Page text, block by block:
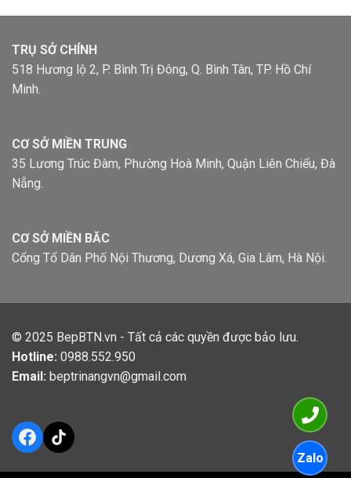
TRỤ SỞ CHÍNH
518 Hương lộ 2, P. Bình Trị Đông, Q. Bình Tân, TP. Hồ Chí
Minh.
CƠ SỞ MIỀN TRUNG
35 Lương Trúc Đàm, Phường Hoà Minh, Quận Liên Chiểu, Đà
Nẵng.
CƠ SỞ MIỀN BĂC
Cổng Tổ Dân Phố Nội Thương, Dương Xá, Gia Lâm, Hà Nội.
© 2025 BepBTN.vn - Tất cả các quyền được bảo lưu.
Hotline: 0988.552.950
Email: beptrinangvn@gmail.com
Facebook
TikTok
Zalo